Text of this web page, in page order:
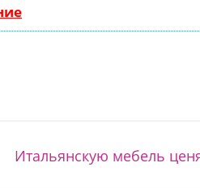
Итальянскую мебель